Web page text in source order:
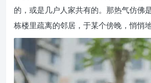
的，或是几户人家共有的。那热气仿佛
栋楼里疏离的邻居，于某个傍晚，悄悄